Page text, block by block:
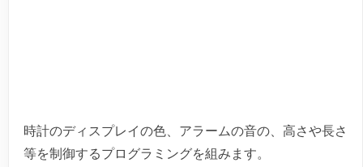
時計のディスプレイの色、アラームの音の、高さや長さ
等を制御するプログラミングを組みます。